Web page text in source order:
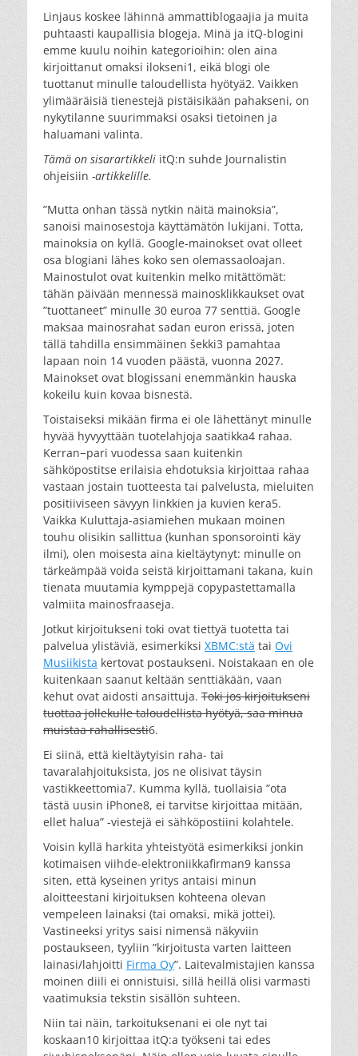
Linjaus koskee lähinnä ammattiblogaajia ja muita
puhtaasti kaupallisia blogeja. Minä ja itQ-blogini
emme kuulu noihin kategorioihin: olen aina
kirjoittanut omaksi ilokseni1, eikä blogi ole
tuottanut minulle taloudellista hyötyä2. Vaikken
ylimääräisiä tienestejä pistäisikään pahakseni, on
nykytilanne suurimmaksi osaksi tietoinen ja
haluamani valinta.
Tämä on sisarartikkeli itQ:n suhde Journalistin
ohjeisiin -artikkelille.
”Mutta onhan tässä nytkin näitä mainoksia”,
sanoisi mainosestoja käyttämätön lukijani. Totta,
mainoksia on kyllä. Google-mainokset ovat olleet
osa blogiani lähes koko sen olemassaoloajan.
Mainostulot ovat kuitenkin melko mitättömät:
tähän päivään mennessä mainosklikkaukset ovat
”tuottaneet” minulle 30 euroa 77 senttiä. Google
maksaa mainosrahat sadan euron erissä, joten
tällä tahdilla ensimmäinen šekki3 pamahtaa
lapaan noin 14 vuoden päästä, vuonna 2027.
Mainokset ovat blogissani enemmänkin hauska
kokeilu kuin kovaa bisnestä.
Toistaiseksi mikään firma ei ole lähettänyt minulle
hyvää hyvyyttään tuotelahjoja saatikka4 rahaa.
Kerran−pari vuodessa saan kuitenkin
sähköpostitse erilaisia ehdotuksia kirjoittaa rahaa
vastaan jostain tuotteesta tai palvelusta, mieluiten
positiiviseen sävyyn linkkien ja kuvien kera5.
Vaikka Kuluttaja-asiamiehen mukaan moinen
touhu olisikin sallittua (kunhan sponsorointi käy
ilmi), olen moisesta aina kieltäytynyt: minulle on
tärkeämpää voida seistä kirjoittamani takana, kuin
tienata muutamia kymppejä copypastettamalla
valmiita mainosfraaseja.
Jotkut kirjoitukseni toki ovat tiettyä tuotetta tai
palvelua ylistäviä, esimerkiksi XBMC:stä tai Ovi
Musiikista kertovat postaukseni. Noistakaan en ole
kuitenkaan saanut keltään senttiäkään, vaan
kehut ovat aidosti ansaittuja. Toki jos kirjoitukseni
tuottaa jollekulle taloudellista hyötyä, saa minua
muistaa rahallisesti6.
Ei siinä, että kieltäytyisin raha- tai
tavaralahjoituksista, jos ne olisivat täysin
vastikkeettomia7. Kumma kyllä, tuollaisia ”ota
tästä uusin iPhone8, ei tarvitse kirjoittaa mitään,
ellet halua” -viestejä ei sähköpostiini kolahtele.
Voisin kyllä harkita yhteistyötä esimerkiksi jonkin
kotimaisen viihde-elektroniikkafirman9 kanssa
siten, että kyseinen yritys antaisi minun
aloitteestani kirjoituksen kohteena olevan
vempeleen lainaksi (tai omaksi, mikä jottei).
Vastineeksi yritys saisi nimensä näkyviin
postaukseen, tyyliin ”kirjoitusta varten laitteen
lainasi/lahjoitti Firma Oy”. Laitevalmistajien kanssa
moinen diili ei onnistuisi, sillä heillä olisi varmasti
vaatimuksia tekstin sisällön suhteen.
Niin tai näin, tarkoituksenani ei ole nyt tai
koskaan10 kirjoittaa itQ:a työkseni tai edes